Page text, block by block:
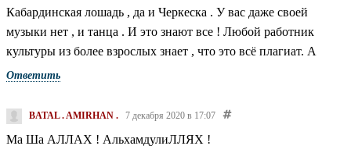
Кабардинская лошадь , да и Черкеска . У вас даже своей
музыки нет , и танца . И это знают все ! Любой работник
культуры из более взрослых знает , что это всё плагиат. А
Пушкин писал про Кабардинскую лошадь , также Лермонтов
карачаевцах как о коренных жителей Кавказа . Позор вам
Ответить
BATAL . AMIRHAN . 7 декабря 2020 в 17:07
Ма Ша АЛЛАХ ! АльхамдулиЛЛЯХ !